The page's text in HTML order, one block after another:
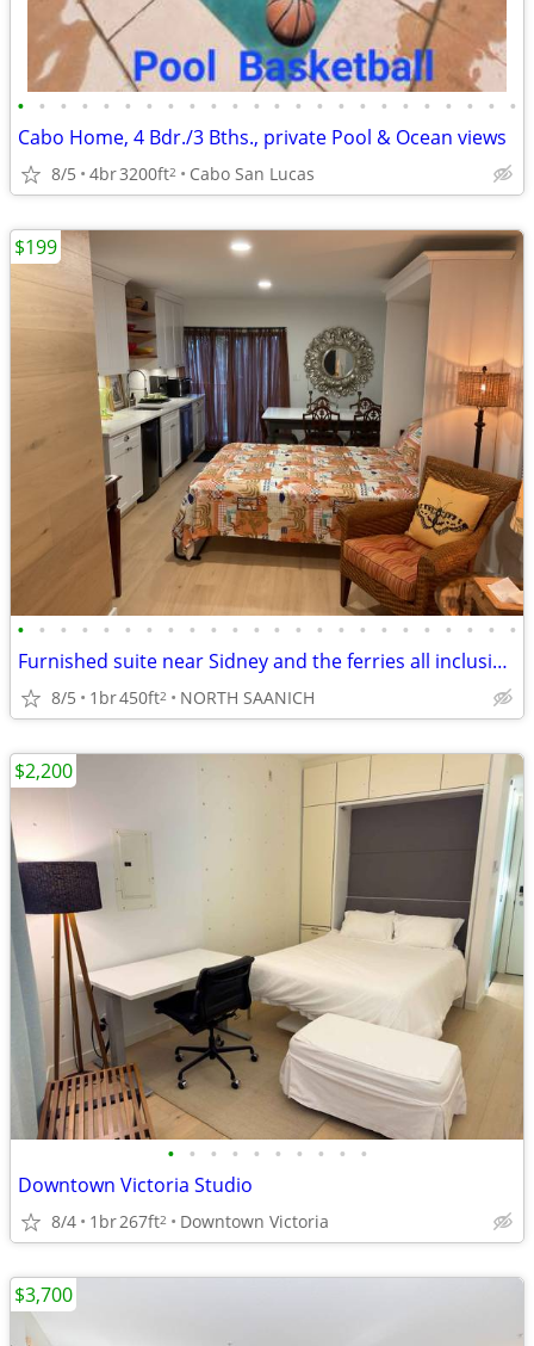
• • • • • • • • • • • • • • • • • • • • • • • •
Cabo Home, 4 Bdr./3 Bths., private Pool & Ocean views
8/5 4br3200ft2 Cabo San Lucas
• • • • • • • • • • • • • • • • • • • • • • • •
Furnished suite near Sidney and the ferries all inclusive.
8/5 1br450ft2 NORTH SAANICH
$199
• • • • • • • • • •
Downtown Victoria Studio
8/4 1br267ft2 Downtown Victoria
$2,200
$3,700